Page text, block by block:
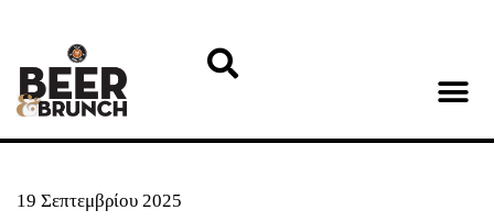
19 Σεπτεμβρίου 2025